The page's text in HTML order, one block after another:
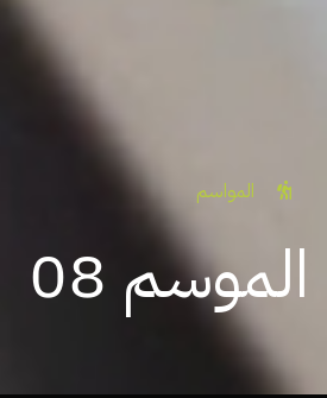
المواسم
الموسم 08